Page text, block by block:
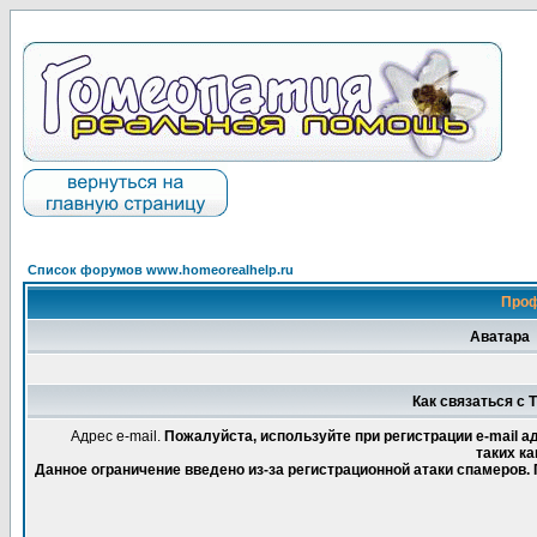
Список форумов www.homeorealhelp.ru
Аватара
Как связаться с
Адрес e-mail. Пожалуйста, используйте при регистрации e-mail
таких
Данное ограничение введено из-за регистрационной атаки